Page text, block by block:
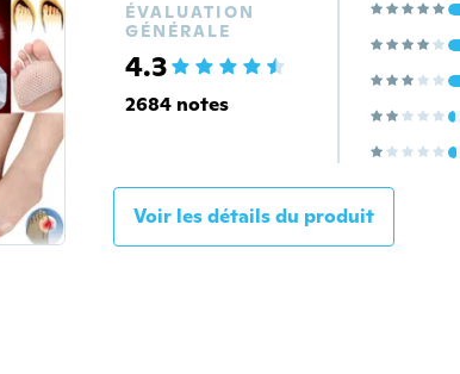
ÉVALUATION
GÉNÉRALE
4.3
2684 notes
Voir les détails du produit